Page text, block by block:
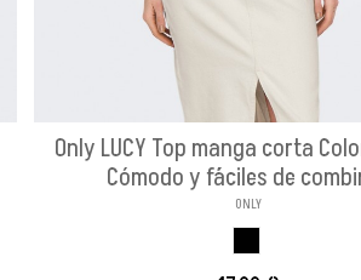
Only LUCY Top manga corta
Cómodo y fáciles de
ONLY